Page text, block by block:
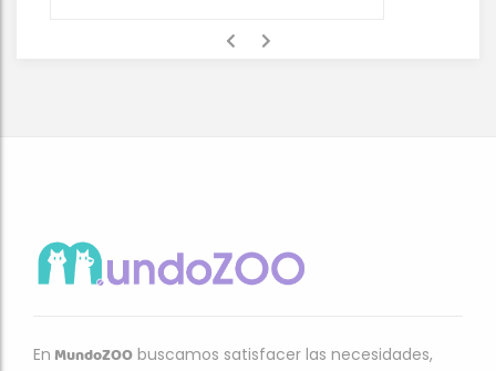
En MundoZOO buscamos satisfacer las necesidades,